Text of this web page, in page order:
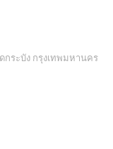
กระบัง กรุงเทพมหานคร